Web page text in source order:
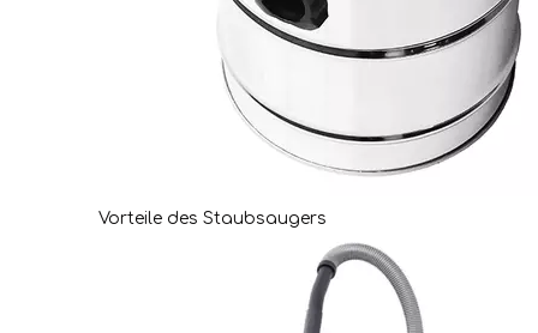
Trockenstaubsaugerin
Elektrischer Nässe und
und trockener Staubsauger mit Papiertüte
trockener Staubsauger für Wasser & Staub
Vorteile des Staubsaugers